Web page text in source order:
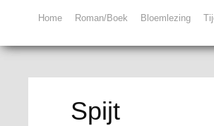
Home Roman/Boek Bloemlezing
Spijt